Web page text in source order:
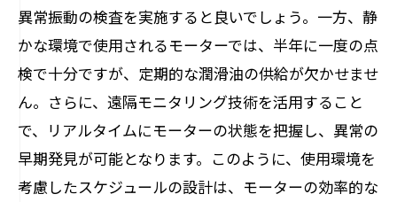
異常振動の検査を実施すると良いでしょう。一方、静
かな環境で使用されるモーターでは、半年に一度の点
検で十分ですが、定期的な潤滑油の供給が欠かせませ
ん。さらに、遠隔モニタリング技術を活用すること
で、リアルタイムにモーターの状態を把握し、異常の
早期発見が可能となります。このように、使用環境を
考慮したスケジュールの設計は、モーターの効率的な